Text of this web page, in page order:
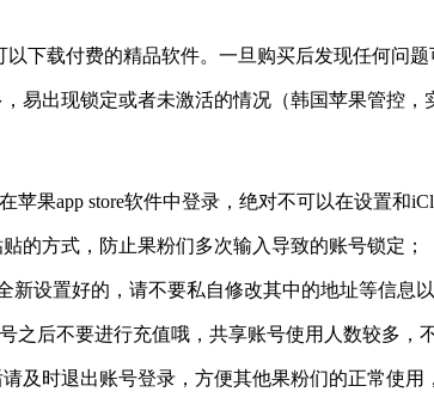
下载付费的精品软件。一旦购买后发现任何问题
易出现锁定或者未激活的情况（韩国苹果管控
苹果app store软件中登录，绝对不可以在设置和
的方式，防止果粉们多次输入导致的账号锁定；
新设置好的，请不要私自修改其中的地址等信息
之后不要进行充值哦，共享账号使用人数较多，
及时退出账号登录，方便其他果粉们的正常使用